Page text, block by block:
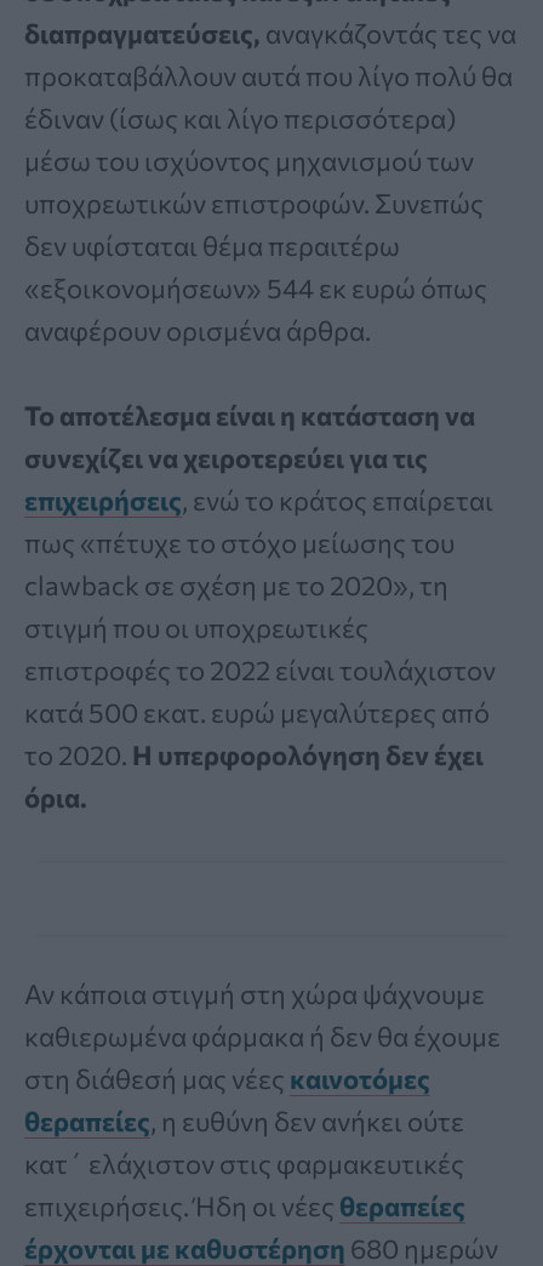
διαπραγματεύσεις, αναγκάζοντάς τες να
προκαταβάλλουν αυτά που λίγο πολύ θα
έδιναν (ίσως και λίγο περισσότερα)
μέσω του ισχύοντος μηχανισμού των
υποχρεωτικών επιστροφών. Συνεπώς
δεν υφίσταται θέμα περαιτέρω
«εξοικονομήσεων» 544 εκ ευρώ όπως
αναφέρουν ορισμένα άρθρα.
Το αποτέλεσμα είναι η κατάσταση να
συνεχίζει να χειροτερεύει για τις
επιχειρήσεις, ενώ το κράτος επαίρεται
πως «πέτυχε το στόχο μείωσης του
clawback σε σχέση με το 2020», τη
στιγμή που οι υποχρεωτικές
επιστροφές το 2022 είναι τουλάχιστον
κατά 500 εκατ. ευρώ μεγαλύτερες από
το 2020. Η υπερφορολόγηση δεν έχει
όρια.
Αν κάποια στιγμή στη χώρα ψάχνουμε
καθιερωμένα φάρμακα ή δεν θα έχουμε
στη διάθεσή μας νέες καινοτόμες
θεραπείες, η ευθύνη δεν ανήκει ούτε
κατ΄ ελάχιστον στις φαρμακευτικές
επιχειρήσεις. Ήδη οι νέες θεραπείες
έρχονται με καθυστέρηση 680 ημερών